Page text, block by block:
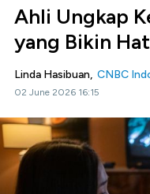
Ahli Ungkap
yang Bikin
Linda Hasibuan, CNBC
02 June 2026 16:15